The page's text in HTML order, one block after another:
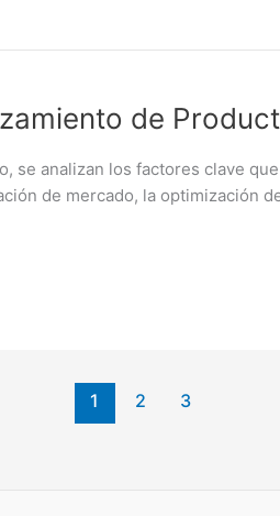
de
se analizan los factores clave
de mercado, la optimización
1 2 3